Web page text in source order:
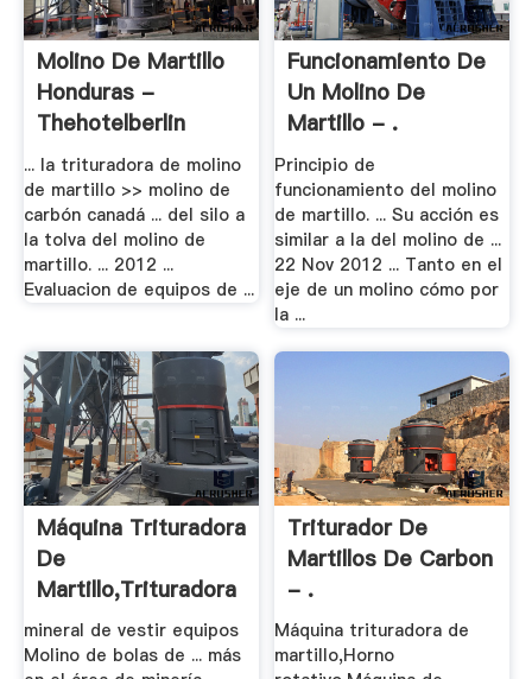
Molino De Martillo
Honduras -
Thehotelberlin
... la trituradora de molino
de martillo >> molino de
carbón canadá ... del silo a
la tolva del molino de
martillo. ... 2012 ...
Evaluacion de equipos de ...
Funcionamiento De
Un Molino De
Martillo - .
Principio de
funcionamiento del molino
de martillo. ... Su acción es
similar a la del molino de ...
22 Nov 2012 ... Tanto en el
eje de un molino cómo por
la ...
Máquina Trituradora
De
Martillo,Trituradora
De .
mineral de vestir equipos
Molino de bolas de ... más
Triturador De
Martillos De Carbon
- .
Máquina trituradora de
martillo,Horno